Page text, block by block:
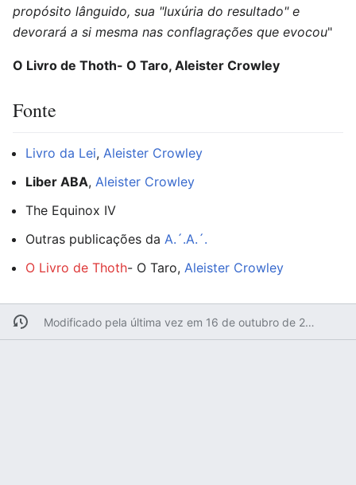
propósito lânguido, sua "luxúria do resultado" e
devorará a si mesma nas conflagrações que evocou"
O Livro de Thoth- O Taro, Aleister Crowley
Fonte
Livro da Lei, Aleister Crowley
Liber ABA, Aleister Crowley
The Equinox IV
Outras publicações da A.´.A.´.
O Livro de Thoth- O Taro, Aleister Crowley
Modificado pela última vez em 16 de outubro de 2009 às 21h38min